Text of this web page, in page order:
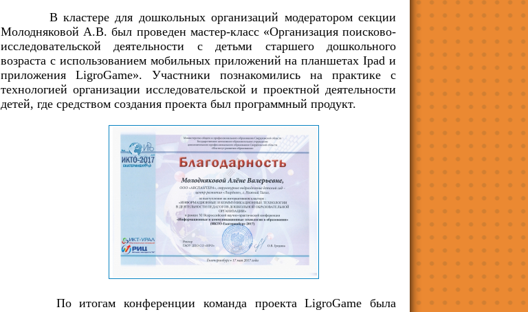
В кластере для дошкольных организаций модератором секции
Молодняковой А.В. был проведен мастер-класс «Организация поисково-
исследовательской деятельности с детьми старшего дошкольного
возраста с использованием мобильных приложений на планшетах Ipad и
приложения LigroGame». Участники познакомились на практике с
технологией организации исследовательской и проектной деятельности
детей, где средством создания проекта был программный продукт.
По итогам конференции команда проекта LigroGame была